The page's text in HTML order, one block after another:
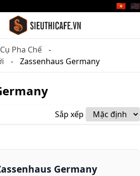
🇻🇳 🇺🇸
Pha Chế
Zassenhaus Germany
Sắp xếp
Germany